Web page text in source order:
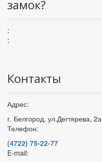
замок?
:
:
Контакты
Адрес:
г. Белгород, ул.Дегтярева, 2а
Телефон:
(4722) 75-22-77
E-mail: